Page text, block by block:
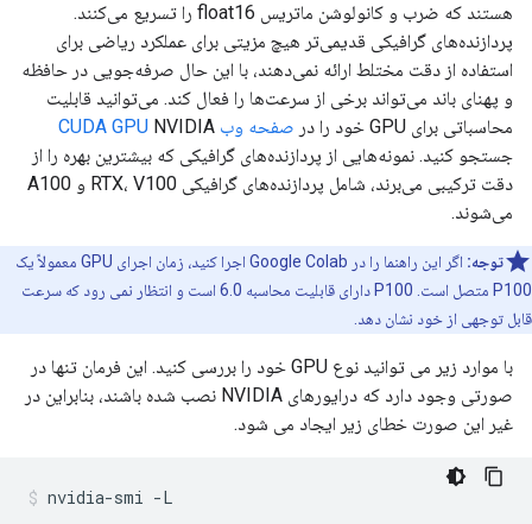
هستند که ضرب و کانولوشن ماتریس float16 را تسریع می‌کنند.
پردازنده‌های گرافیکی قدیمی‌تر هیچ مزیتی برای عملکرد ریاضی برای
استفاده از دقت مختلط ارائه نمی‌دهند، با این حال صرفه‌جویی در حافظه
و پهنای باند می‌تواند برخی از سرعت‌ها را فعال کند. می‌توانید قابلیت
محاسباتی برای GPU خود را در
صفحه وب CUDA GPU NVIDIA
جستجو کنید. نمونه‌هایی از پردازنده‌های گرافیکی که بیشترین بهره را از
دقت ترکیبی می‌برند، شامل پردازنده‌های گرافیکی RTX، V100 و A100
می‌شوند.
توجه:
اگر این راهنما را در Google Colab اجرا کنید، زمان اجرای GPU معمولاً یک
P100 متصل است. P100 دارای قابلیت محاسبه 6.0 است و انتظار نمی رود که سرعت
قابل توجهی از خود نشان دهد.
با موارد زیر می توانید نوع GPU خود را بررسی کنید. این فرمان تنها در
صورتی وجود دارد که درایورهای NVIDIA نصب شده باشند، بنابراین در
غیر این صورت خطای زیر ایجاد می شود.
nvidia-smi -L